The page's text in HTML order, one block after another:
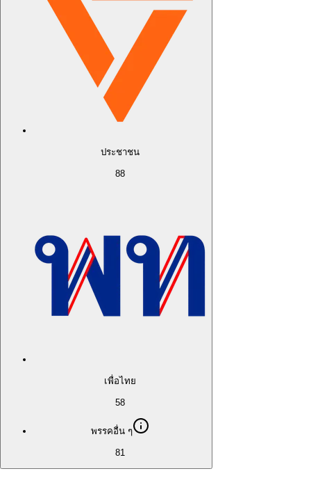
ประชาชน
88
เพื่อไทย
58
พรรคอื่น ๆ
81